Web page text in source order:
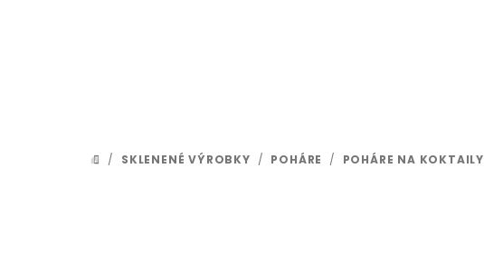
DOMOV
/ SKLENENÉ VÝROBKY / POHÁRE / POHÁRE NA KOKTAILY